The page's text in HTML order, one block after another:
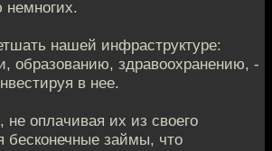
нашей инфраструктуре:
образованию, здравоохранению, -
в нее.
оплачивая их из своего
бесконечные займы, что